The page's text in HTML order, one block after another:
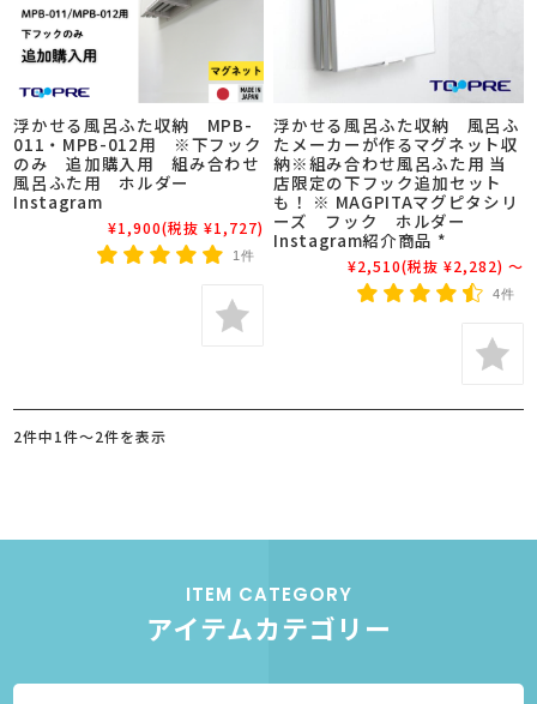
浮かせる風呂ふた収納 MPB-
011・MPB-012用 ※下フック
のみ 追加購入用 組み合わせ
風呂ふた用 ホルダー
Instagram
¥1,900(税抜 ¥1,727)
1件
浮かせる風呂ふた収納 風呂ふ
たメーカーが作るマグネット収
納※組み合わせ風呂ふた用 当
店限定の下フック追加セット
も！ ※ MAGPITAマグピタシリ
ーズ フック ホルダー
Instagram紹介商品 *
¥2,510(税抜 ¥2,282) ～
4件
2件中1件～2件を表示
ITEM CATEGORY
アイテムカテゴリー